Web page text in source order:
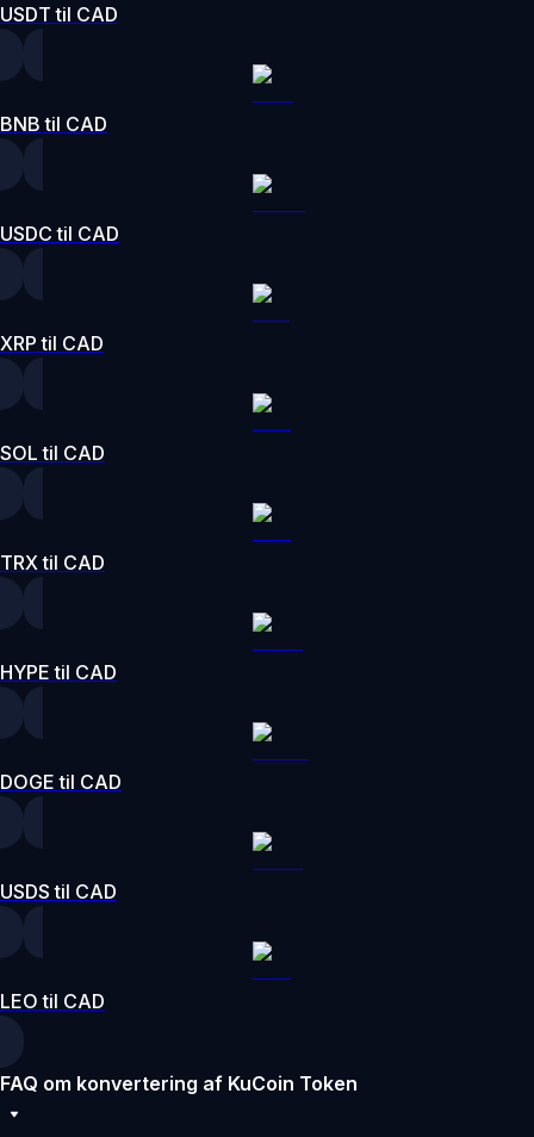
USDT til CAD
BNB til CAD
USDC til CAD
XRP til CAD
SOL til CAD
TRX til CAD
HYPE til CAD
DOGE til CAD
USDS til CAD
LEO til CAD
FAQ om konvertering af KuCoin Token